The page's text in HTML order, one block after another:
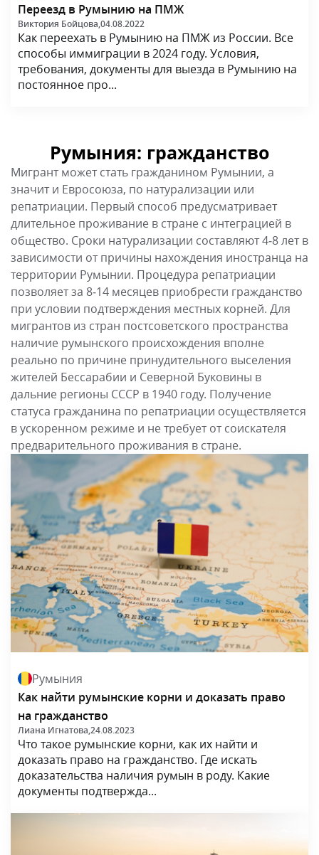
Переезд в Румынию на ПМЖ
Виктория Бойцова,04.08.2022
Как переехать в Румынию на ПМЖ из России. Все
способы иммиграции в 2024 году. Условия,
требования, документы для выезда в Румынию на
постоянное про...
Румыния: гражданство
Мигрант может стать гражданином Румынии, а
значит и Евросоюза, по натурализации или
репатриации. Первый способ предусматривает
длительное проживание в стране с интеграцией в
общество. Сроки натурализации составляют 4‒8 лет в
зависимости от причины нахождения иностранца на
территории Румынии. Процедура репатриации
позволяет за 8‒14 месяцев приобрести гражданство
при условии подтверждения местных корней. Для
мигрантов из стран постсоветского пространства
наличие румынского происхождения вполне
реально по причине принудительного выселения
жителей Бессарабии и Северной Буковины в
дальние регионы СССР в 1940 году. Получение
статуса гражданина по репатриации осуществляется
в ускоренном режиме и не требует от соискателя
предварительного проживания в стране.
Румыния
Как найти румынские корни и доказать право
на гражданство
Лиана Игнатова,24.08.2023
Что такое румынские корни, как их найти и
доказать право на гражданство. Где искать
доказательства наличия румын в роду. Какие
документы подтвержда...